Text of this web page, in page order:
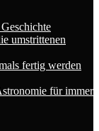
umstrittenen
fertig werden
für immer